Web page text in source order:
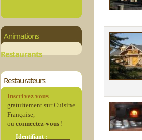
Animations
Restaurants
Restaurateurs
Inscrivez vous
gratuitement sur Cuisine
Française,
ou connectez-vous!
Identifiant :